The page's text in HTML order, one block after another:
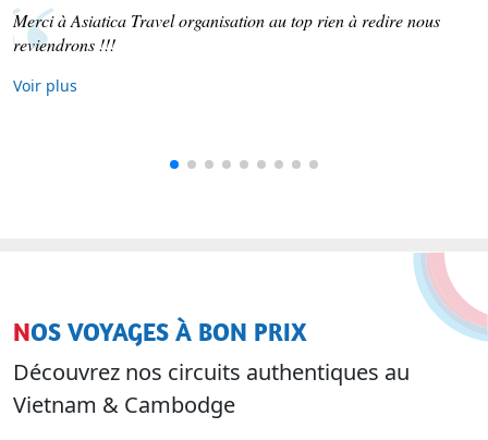
Asiatica travel nous a concocté un voyage selon nos souhaits.
NOS VOYAGES À BON PRIX
Découvrez nos circuits authentiques au
Vietnam & Cambodge